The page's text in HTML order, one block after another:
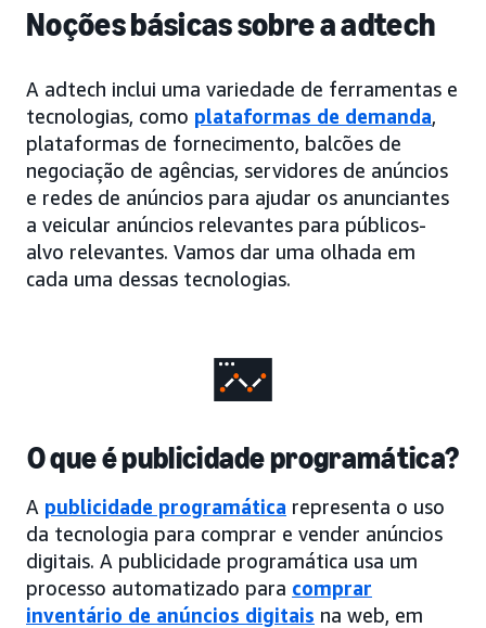
Noções básicas sobre a adtech
A adtech inclui uma variedade de ferramentas e
tecnologias, como plataformas de demanda,
plataformas de fornecimento, balcões de
negociação de agências, servidores de anúncios
e redes de anúncios para ajudar os anunciantes
a veicular anúncios relevantes para públicos-
alvo relevantes. Vamos dar uma olhada em
cada uma dessas tecnologias.
O que é publicidade programática?
A publicidade programática representa o uso
da tecnologia para comprar e vender anúncios
digitais. A publicidade programática usa um
processo automatizado para comprar
inventário de anúncios digitais na web, em